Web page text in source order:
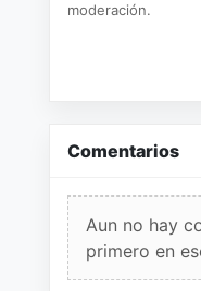
moderación.
Comentarios
Aun no hay
primero en